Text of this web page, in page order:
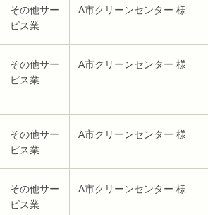
その他サー
ビス業
A市クリーンセンター 様
その他サー
ビス業
A市クリーンセンター 様
その他サー
ビス業
A市クリーンセンター 様
その他サー
ビス業
A市クリーンセンター 様